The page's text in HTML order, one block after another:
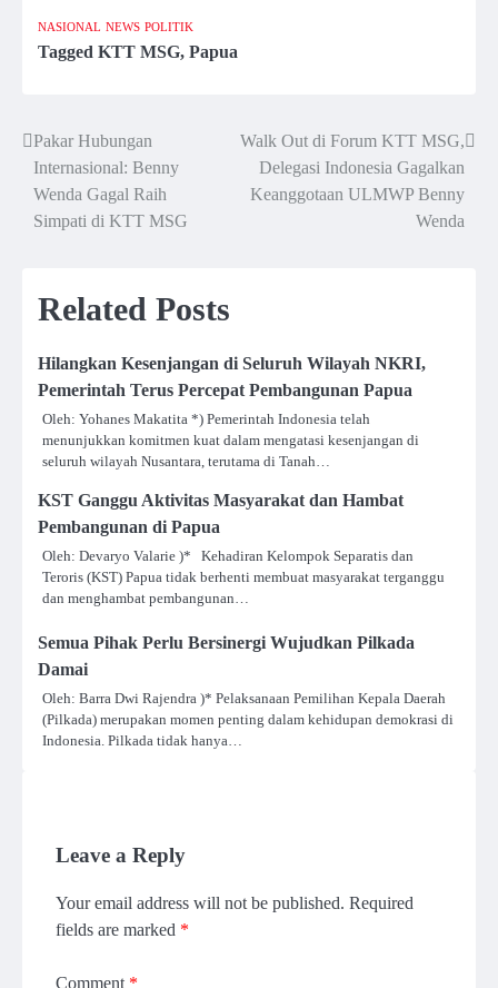
NASIONAL NEWS POLITIK
Tagged KTT MSG, Papua
Post
navigation
Pakar Hubungan
Internasional: Benny
Wenda Gagal Raih
Simpati di KTT MSG
Walk Out di Forum KTT MSG,
Delegasi Indonesia Gagalkan
Keanggotaan ULMWP Benny
Wenda
Related Posts
Hilangkan Kesenjangan di Seluruh Wilayah NKRI,
Pemerintah Terus Percepat Pembangunan Papua
Oleh: Yohanes Makatita *) Pemerintah Indonesia telah
menunjukkan komitmen kuat dalam mengatasi kesenjangan di
seluruh wilayah Nusantara, terutama di Tanah…
KST Ganggu Aktivitas Masyarakat dan Hambat
Pembangunan di Papua
Oleh: Devaryo Valarie )* Kehadiran Kelompok Separatis dan
Teroris (KST) Papua tidak berhenti membuat masyarakat terganggu
dan menghambat pembangunan…
Semua Pihak Perlu Bersinergi Wujudkan Pilkada
Damai
Oleh: Barra Dwi Rajendra )* Pelaksanaan Pemilihan Kepala Daerah
(Pilkada) merupakan momen penting dalam kehidupan demokrasi di
Indonesia. Pilkada tidak hanya…
Leave a Reply
Your email address will not be published. Required
fields are marked *
Comment *